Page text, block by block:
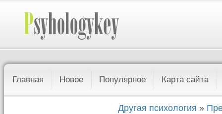
Главная Новое Популярное Карта сайта
Другая психология »